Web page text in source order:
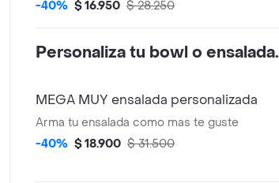
-40% $ 16.950 $ 28.250
Personaliza tu bowl o ensalada.
MEGA MUY ensalada personalizada
Arma tu ensalada como mas te guste
-40% $ 18.900 $ 31.500